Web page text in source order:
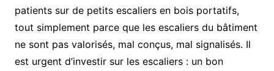
patients sur de petits escaliers en bois portatifs,
tout simplement parce que les escaliers du bâtiment
ne sont pas valorisés, mal conçus, mal signalisés. Il
est urgent d’investir sur les escaliers : un bon